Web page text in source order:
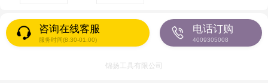
咨询在线客服
服务时间(8:30-01:00)
电话订购
4009305008
锦扬工具有限公司